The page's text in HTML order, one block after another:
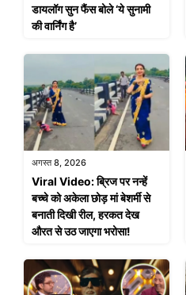
डायलॉग सुन फैंस बोले ‘ये सुनामी
की वार्निंग है’
अगस्त 8, 2026
Viral Video: ब्रिज पर नन्हें
बच्चे को अकेला छोड़ मां बेशर्मी से
बनाती दिखी रील, हरकत देख
औरत से उठ जाएगा भरोसा!